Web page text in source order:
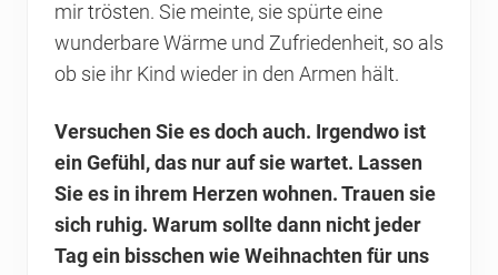
mir trösten. Sie meinte, sie spürte eine
wunderbare Wärme und Zufriedenheit, so als
ob sie ihr Kind wieder in den Armen hält.
Versuchen Sie es doch auch. Irgendwo ist
ein Gefühl, das nur auf sie wartet. Lassen
Sie es in ihrem Herzen wohnen. Trauen sie
sich ruhig. Warum sollte dann nicht jeder
Tag ein bisschen wie Weihnachten für uns